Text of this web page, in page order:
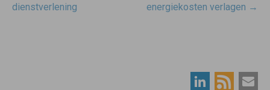
dienstverlening
energiekosten verlagen →